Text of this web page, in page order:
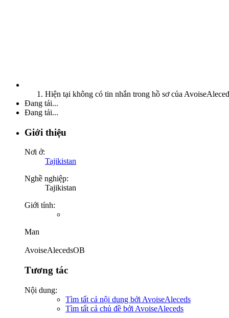
Hiện tại không có tin nhắn trong hồ sơ của
Đang tải...
Đang tải...
Giới thiệu
Nơi ở:
Tajikistan
Nghề nghiệp:
Tajikistan
Giới tính:
Man
AvoiseAlecedsOB
Tương tác
Nội dung:
Tìm tất cả nội dung bởi AvoiseAleceds
Tìm tất cả chủ đề bởi AvoiseAleceds